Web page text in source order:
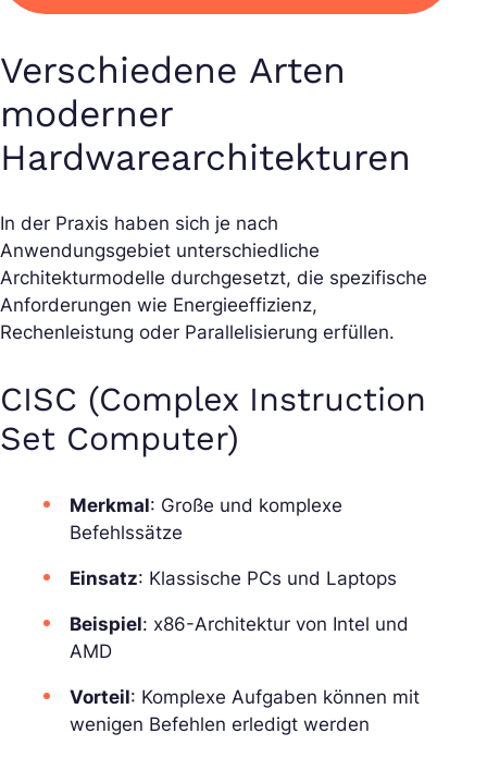
Verschiedene Arten
moderner
Hardwarearchitekturen
In der Praxis haben sich je nach
Anwendungsgebiet unterschiedliche
Architekturmodelle durchgesetzt, die spezifische
Anforderungen wie Energieeffizienz,
Rechenleistung oder Parallelisierung erfüllen.
CISC (Complex Instruction
Set Computer)
Merkmal: Große und komplexe
Befehlssätze
Einsatz: Klassische PCs und Laptops
Beispiel: x86-Architektur von Intel und
AMD
Vorteil: Komplexe Aufgaben können mit
wenigen Befehlen erledigt werden